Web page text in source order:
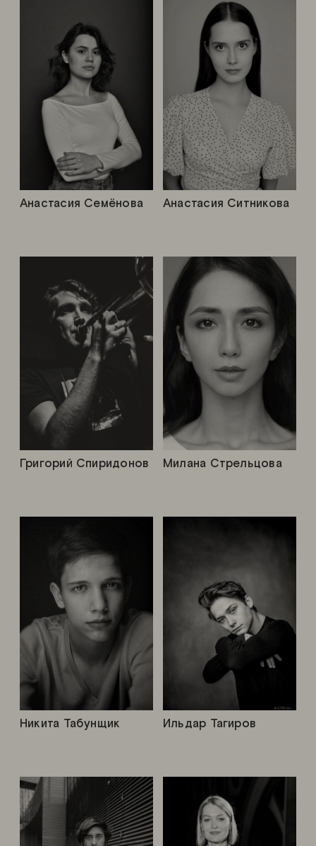
Ильдар Тагиров
Анастасия Семёнова
Григорий Спиридонов Милана Стрельцова
Никита Табунщик
Анастасия Ситникова